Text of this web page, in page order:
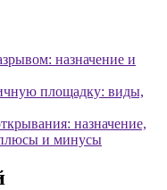
назначение и
площадку: виды,
назначение,
и минусы